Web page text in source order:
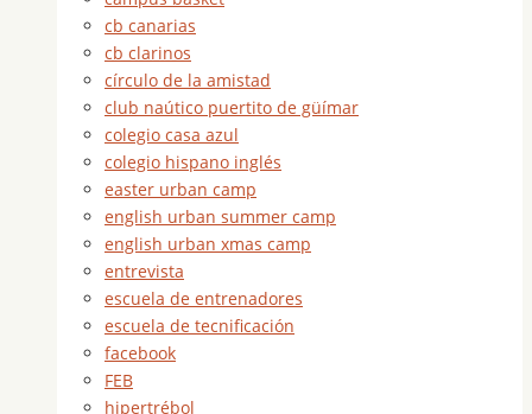
cb canarias
cb clarinos
círculo de la amistad
club naútico puertito de güímar
colegio casa azul
colegio hispano inglés
easter urban camp
english urban summer camp
english urban xmas camp
entrevista
escuela de entrenadores
escuela de tecnificación
facebook
FEB
hipertrébol